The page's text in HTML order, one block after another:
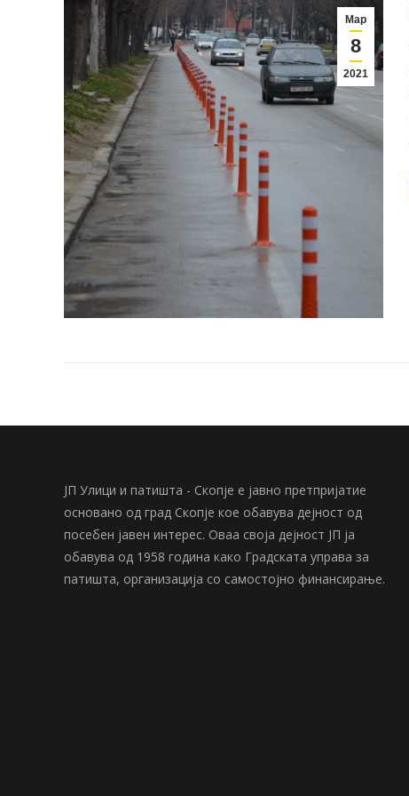
Мар
8
2021
ЈП Улици и патишта - Скопје е јавно претпријатие
основано од град Скопје кое обавува дејност од
посебен јавен интерес. Оваа своја дејност ЈП ја
обавува од 1958 година како Градската управа за
патишта, организација со самостојно финансирање.